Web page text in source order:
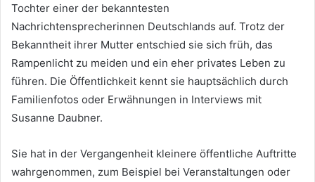
Tochter einer der bekanntesten
Nachrichtensprecherinnen Deutschlands auf. Trotz der
Bekanntheit ihrer Mutter entschied sie sich früh, das
Rampenlicht zu meiden und ein eher privates Leben zu
führen. Die Öffentlichkeit kennt sie hauptsächlich durch
Familienfotos oder Erwähnungen in Interviews mit
Susanne Daubner.
Sie hat in der Vergangenheit kleinere öffentliche Auftritte
wahrgenommen, zum Beispiel bei Veranstaltungen oder